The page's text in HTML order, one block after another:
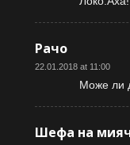
Рачо
22.01.2018 at 11:00
Може ли
Шефа на